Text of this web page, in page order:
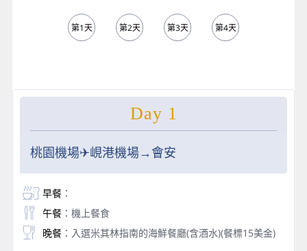
第1天 第2天 第3天 第4天
Day 1
桃園機場✈峴港機場→會安
早餐：
午餐：機上餐食
晚餐：入選米其林指南的海鮮餐廳(含酒水)(餐標15美金)